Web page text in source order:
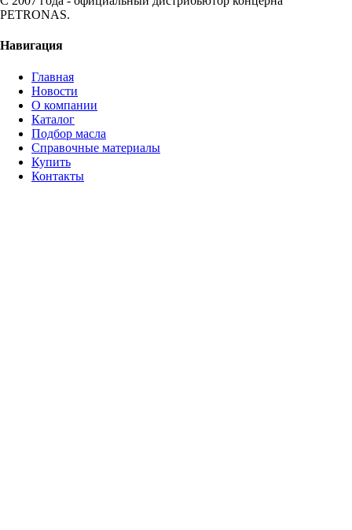
PETRONAS.
Навигация
Главная
Новости
О компании
Каталог
Подбор масла
Справочные материалы
Купить
Контакты